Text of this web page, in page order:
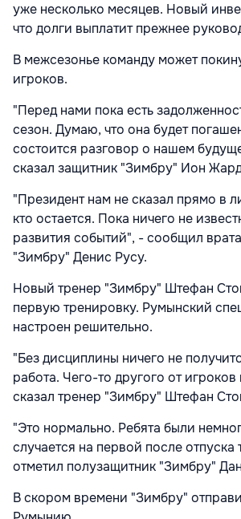
уже несколько месяцев. Новый
что долги выплатит прежнее
В межсезонье команду может
игроков.
"Перед нами пока есть
сезон. Думаю, что она будет
состоится разговор о нашем
сказал защитник "Зимбру" Ион
"Президент нам не сказал прямо в
кто остается. Пока ничего не
развития событий", - сообщил
"Зимбру" Денис Русу.
Новый тренер "Зимбру" Штефан
первую тренировку. Румынский
настроен решительно.
"Без дисциплины ничего не
работа. Чего-то другого от
сказал тренер "Зимбру" Штефан
"Это нормально. Ребята были
случается на первой после отпуска
отметил полузащитник "Зимбру"
В скором времени "Зимбру"